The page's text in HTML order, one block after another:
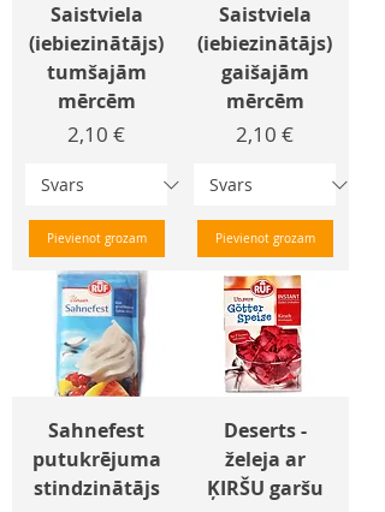
Saistviela
(iebiezinātājs)
tumšajām
mērcēm
Cena
2,10 €
Pievienot grozam
Saistviela
(iebiezinātājs)
gaišajām
mērcēm
Cena
2,10 €
Pievienot grozam
Sahnefest
putukrējuma
stindzinātājs
Deserts -
želeja ar
ĶIRŠU garšu